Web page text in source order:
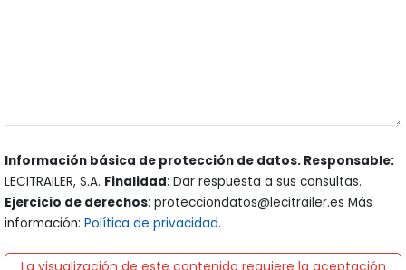
Información básica de protección de datos. Responsable:
LECITRAILER, S.A. Finalidad: Dar respuesta a sus consultas.
Ejercicio de derechos: protecciondatos@lecitrailer.es Más
información: Política de privacidad.